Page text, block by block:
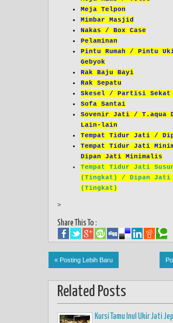
Meja Telpon
Mimbar Masjid
Nakas / Box Case
Pelaminan
Pintu Rumah / Pintu
Gebyok
Rak Baju Bayi
Rak Sepatu
Skesel / Partisi Sekat
Sofa Santai
Sovenir Jati / T.aqua
Lain-lain
Tempat Tidur Jati /
Tempat Tidur Jati
Dipan Jati Minimalis
Tempat Tidur Jati
(Tingkat) / Dipan Jati
(Tingkat)
>
Share This To :
« Posting Lebih Baru
Related Posts
Kursi Tamu Inul Ukir Jati